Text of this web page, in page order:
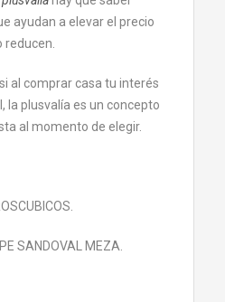
ayudan a elevar el precio
reducen.
al comprar casa tu interés
la plusvalía es un concepto
al momento de elegir.
SANDOVAL MEZA.